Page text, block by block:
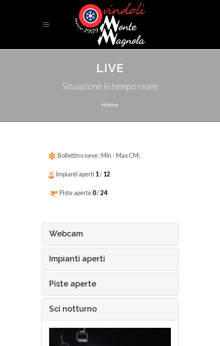
LIVE
Situazione in tempo reale
Home
Bollettino neve : Min - MaxCM;
Impianti aperti 1/ 12
Piste aperte 0/24
Webcam
Impianti aperti
Piste aperte
Sci notturno